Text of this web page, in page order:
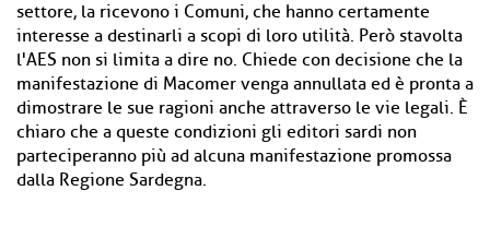
settore, la ricevono i Comuni, che hanno certamente
interesse a destinarli a scopi di loro utilità. Però stavolta
l'AES non si limita a dire no. Chiede con decisione che la
manifestazione di Macomer venga annullata ed è pronta a
dimostrare le sue ragioni anche attraverso le vie legali. È
chiaro che a queste condizioni gli editori sardi non
parteciperanno più ad alcuna manifestazione promossa
dalla Regione Sardegna.